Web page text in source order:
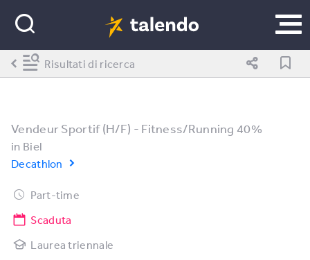
Vendeur Sportif (H/F) - Fitness/Running 40%
in Biel
Decathlon
Part-time
Scaduta
Laurea triennale
Risultati di ricerca